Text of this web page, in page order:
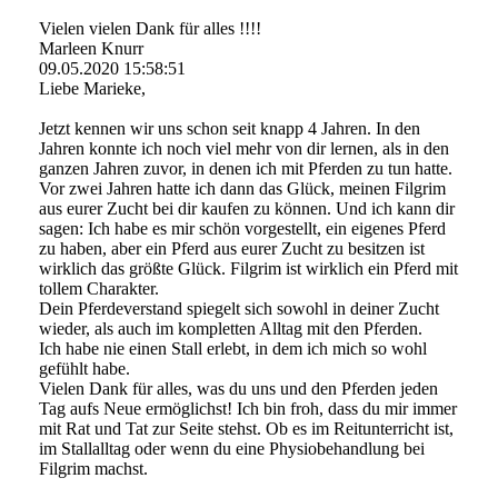
Vielen vielen Dank für alles !!!!
Marleen Knurr
09.05.2020 15:58:51
Liebe Marieke,
Jetzt kennen wir uns schon seit knapp 4 Jahren. In den
Jahren konnte ich noch viel mehr von dir lernen, als in den
ganzen Jahren zuvor, in denen ich mit Pferden zu tun hatte.
Vor zwei Jahren hatte ich dann das Glück, meinen Filgrim
aus eurer Zucht bei dir kaufen zu können. Und ich kann dir
sagen: Ich habe es mir schön vorgestellt, ein eigenes Pferd
zu haben, aber ein Pferd aus eurer Zucht zu besitzen ist
wirklich das größte Glück. Filgrim ist wirklich ein Pferd mit
tollem Charakter.
Dein Pferdeverstand spiegelt sich sowohl in deiner Zucht
wieder, als auch im kompletten Alltag mit den Pferden.
Ich habe nie einen Stall erlebt, in dem ich mich so wohl
gefühlt habe.
Vielen Dank für alles, was du uns und den Pferden jeden
Tag aufs Neue ermöglichst! Ich bin froh, dass du mir immer
mit Rat und Tat zur Seite stehst. Ob es im Reitunterricht ist,
im Stallalltag oder wenn du eine Physiobehandlung bei
Filgrim machst.